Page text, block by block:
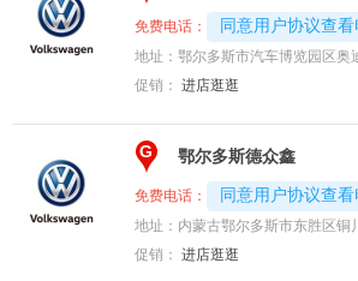
免费电话： 同意用户协议查
4008192717-2333
地址： 鄂尔多斯市汽车博览园区奥
促销： 进店逛逛
G 鄂尔多斯德众鑫
免费电话： 同意用户协议查
4008192717-5779
地址： 内蒙古鄂尔多斯市东胜区
促销： 进店逛逛